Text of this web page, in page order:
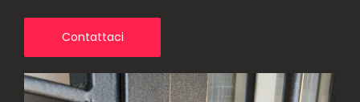
Contattaci